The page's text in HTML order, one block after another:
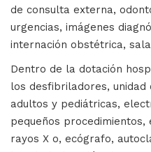
de consulta externa,
urgencias, imágenes
internación obstétrica,
Dentro de la dotación
los desfibriladores,
adultos y pediátricas,
pequeños procedimientos,
rayos X o, ecógrafo,